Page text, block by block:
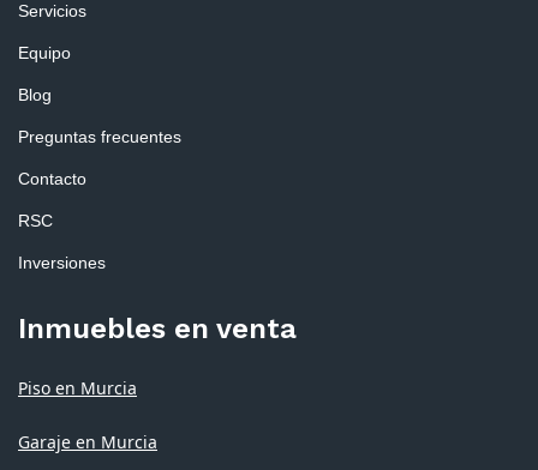
Servicios
Equipo
Blog
Preguntas frecuentes
Contacto
RSC
Inversiones
Inmuebles en venta
Piso en Murcia
Garaje en Murcia